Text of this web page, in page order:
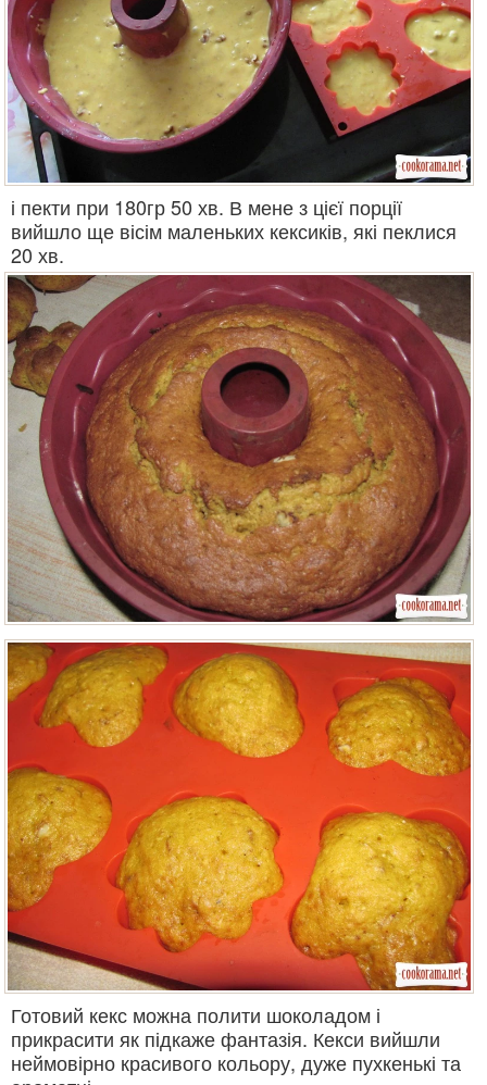
і пекти при 180гр 50 хв. В мене з цієї порції
вийшло ще вісім маленьких кексиків, які пеклися
20 хв.
Готовий кекс можна полити шоколадом і
прикрасити як підкаже фантазія. Кекси вийшли
неймовірно красивого кольору, дуже пухкенькі та